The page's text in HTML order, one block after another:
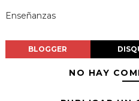
Enseñanzas
BLOGGER
NO HAY